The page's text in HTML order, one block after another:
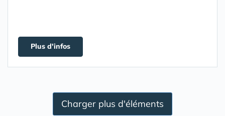
Plus d'infos
Charger plus d'éléments